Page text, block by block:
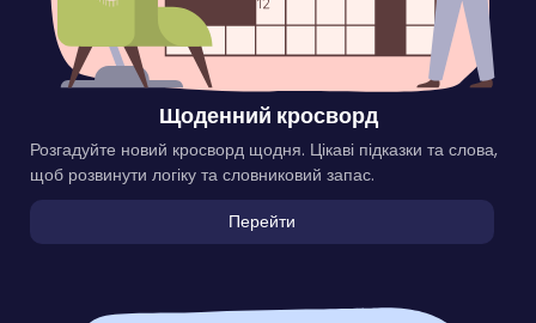
Щоденний кросворд
Розгадуйте новий кросворд щодня. Цікаві підказки та слова,
щоб розвинути логіку та словниковий запас.
Перейти